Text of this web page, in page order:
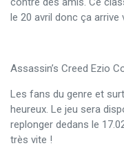
le 20 avril donc ça arrive
Assassin’s Creed Ezio
Les fans du genre et
heureux. Le jeu sera
replonger dedans le
très vite !